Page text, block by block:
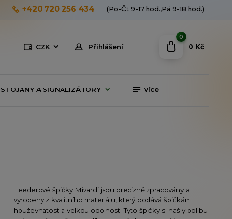
CZK Přihlášení
+420 720 256 434 (Po-Čt 9-17 hod.,Pá 9-18 hod.)
0
0 Kč
STOJANY A SIGNALIZÁTORY Více
Feederové špičky Mivardi jsou precizně zpracovány a
vyrobeny z kvalitního materiálu, který dodává špičkám
houževnatost a velkou odolnost. Tyto špičky si našly oblibu